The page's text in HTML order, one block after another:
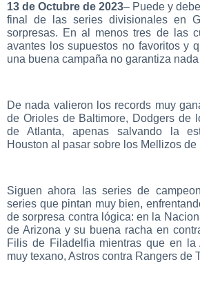
13 de Octubre de 2023– Puede y
final de las series divisionales en
sorpresas. En al menos tres de las
avantes los supuestos no favoritos y
una buena campaña no garantiza
De nada valieron los records muy
de Orioles de Baltimore, Dodgers de
de Atlanta, apenas salvando la
Houston al pasar sobre los Mellizos de
Siguen ahora las series de
series que pintan muy bien,
de sorpresa contra lógica: en la
de Arizona y su buena racha en
Filis de Filadelfia mientras que en la
muy texano, Astros contra Rangers de